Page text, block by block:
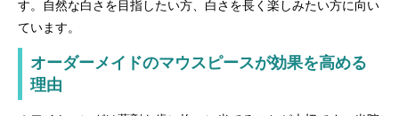
す。自然な白さを目指したい方、白さを長く楽しみたい方に向い
ています。
オーダーメイドのマウスピースが効果を高める
理由